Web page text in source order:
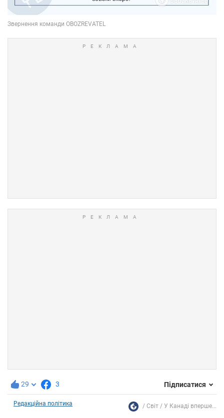
29 3 Підписатися
Редакційна політика Світ У Канаді вперше...